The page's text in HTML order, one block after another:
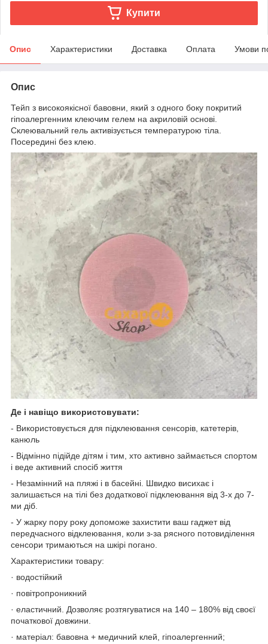
Купити
Опис Характеристики Доставка Оплата Умови
Опис
Тейп з високоякісної бавовни, який з одного боку покритий
гіпоалергенним клеючим гелем на акриловій основі.
Склеювальний гель активізується температурою тіла.
Посередині без клею.
Де і навіщо використовувати:
- Використовується для підклеювання сенсорів, катетерів,
канюль
- Відмінно підійде дітям і тим, хто активно займається спортом
і веде активний спосіб життя
- Незамінний на пляжі і в басейні. Швидко висихає і
залишається на тілі без додаткової підклеювання від 3-х до 7-
ми діб.
- У жарку пору року допоможе захистити ваш гаджет від
передчасного відклеювання, коли з-за рясного потовиділення
сенсори тримаються на шкірі погано.
Характеристики товару:
· водостійкий
· повітропроникний
· еластичний. Дозволяє розтягуватися на 140 – 180% від своєї
початкової довжини.
· матеріал: бавовна + медичний клей, гіпоалергенний;